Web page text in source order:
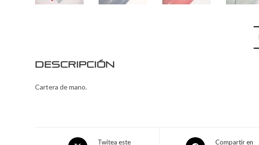
Descripción
Cartera de mano.
Twitea este
Compartir en